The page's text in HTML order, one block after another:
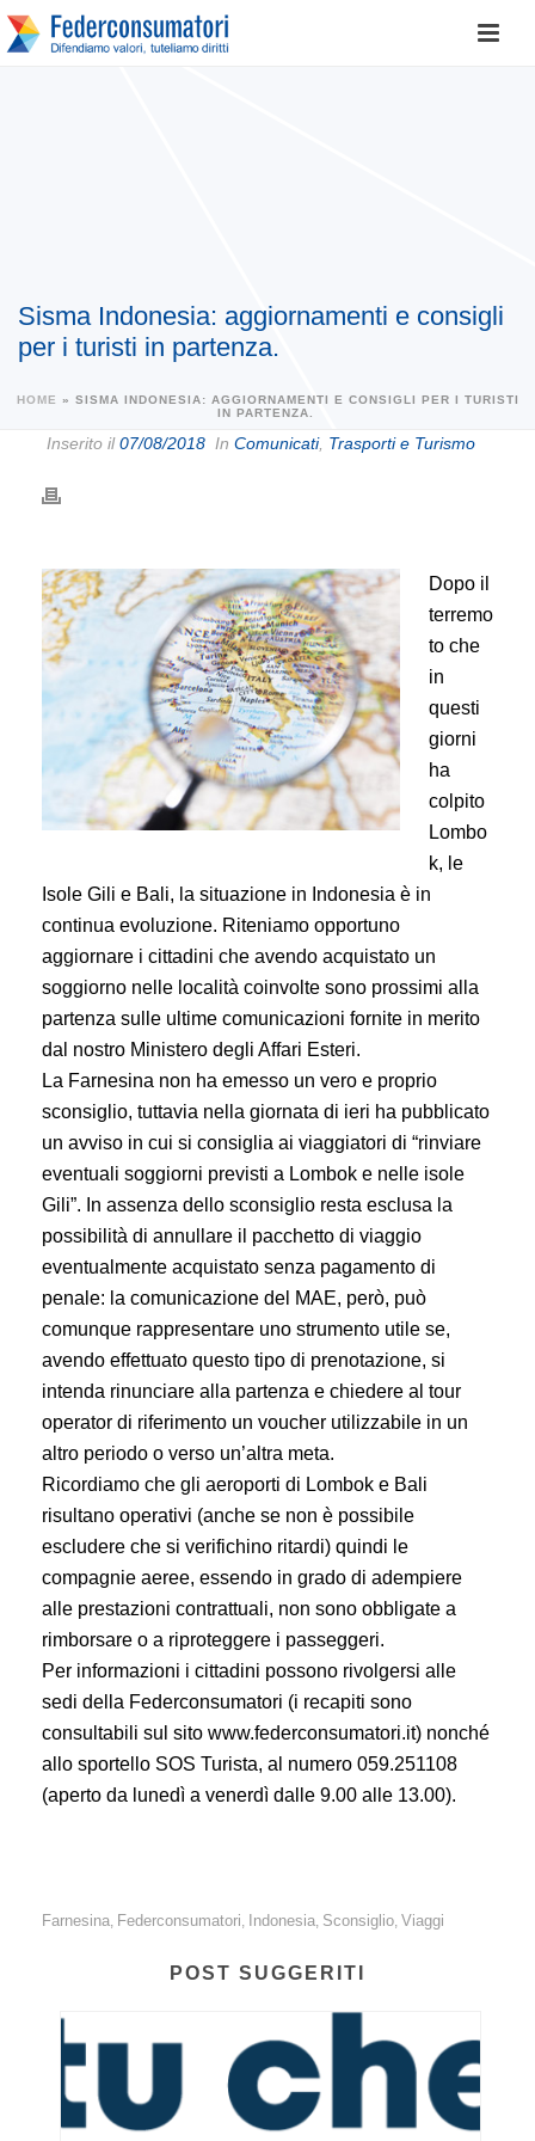
Sisma Indonesia: aggiornamenti e consigli
per i turisti in partenza.
HOME » SISMA INDONESIA: AGGIORNAMENTI E CONSIGLI PER I TURISTI
IN PARTENZA.
Inserito il07/08/2018 In Comunicati, Trasporti e Turismo
Dopo il
terremo
to che
in
questi
giorni
ha
colpito
Lombo
k, le
Isole Gili e Bali, la situazione in Indonesia è in
continua evoluzione. Riteniamo opportuno
aggiornare i cittadini che avendo acquistato un
soggiorno nelle località coinvolte sono prossimi alla
partenza sulle ultime comunicazioni fornite in merito
dal nostro Ministero degli Affari Esteri.
La Farnesina non ha emesso un vero e proprio
sconsiglio, tuttavia nella giornata di ieri ha pubblicato
un avviso in cui si consiglia ai viaggiatori di “rinviare
eventuali soggiorni previsti a Lombok e nelle isole
Gili”. In assenza dello sconsiglio resta esclusa la
possibilità di annullare il pacchetto di viaggio
eventualmente acquistato senza pagamento di
penale: la comunicazione del MAE, però, può
comunque rappresentare uno strumento utile se,
avendo effettuato questo tipo di prenotazione, si
intenda rinunciare alla partenza e chiedere al tour
operator di riferimento un voucher utilizzabile in un
altro periodo o verso un’altra meta.
Ricordiamo che gli aeroporti di Lombok e Bali
risultano operativi (anche se non è possibile
escludere che si verifichino ritardi) quindi le
compagnie aeree, essendo in grado di adempiere
alle prestazioni contrattuali, non sono obbligate a
rimborsare o a riproteggere i passeggeri.
Per informazioni i cittadini possono rivolgersi alle
sedi della Federconsumatori (i recapiti sono
consultabili sul sito www.federconsumatori.it) nonché
allo sportello SOS Turista, al numero 059.251108
(aperto da lunedì a venerdì dalle 9.00 alle 13.00).
Farnesina, Federconsumatori, Indonesia, Sconsiglio, Viaggi
POST SUGGERITI